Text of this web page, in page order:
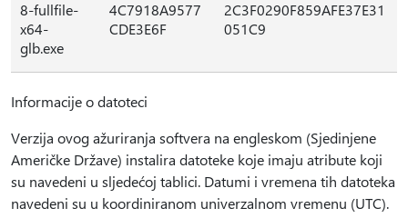
8-fullfile-
x64-
glb.exe
4C7918A9577
CDE3E6F
2C3F0290F859AFE37E31
051C9
Informacije o datoteci
Verzija ovog ažuriranja softvera na engleskom (Sjedinjene
Američke Države) instalira datoteke koje imaju atribute koji
su navedeni u sljedećoj tablici. Datumi i vremena tih datoteka
navedeni su u koordiniranom univerzalnom vremenu (UTC).